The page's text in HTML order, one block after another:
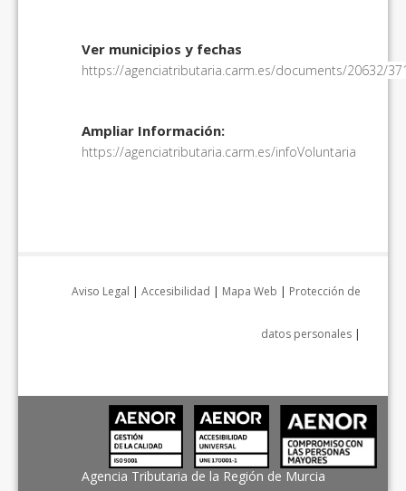
Ver municipios y fechas
https://agenciatributaria.carm.es/documents/20632/
Ampliar Información:
https://agenciatributaria.carm.es/infoVoluntaria
Aviso Legal | Accesibilidad | Mapa Web | Protección de
datos personales |
Agencia Tributaria de la Región de Murcia